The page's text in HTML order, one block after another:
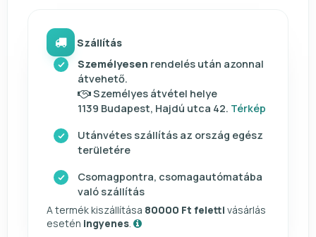
Szállítás
Személyesen rendelés után azonnal
átvehető.
Személyes átvétel helye
1139 Budapest, Hajdú utca 42. Térkép
Utánvétes szállítás az ország egész
területére
Csomagpontra, csomagautómatába
való szállítás
A termék kiszállítása 80000 Ft feletti vásárlás
esetén ingyenes